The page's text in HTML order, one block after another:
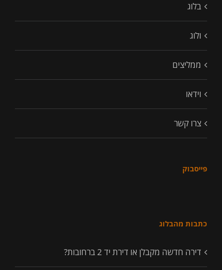
בלוג
ולוג
ממליצים
וידאו
צרו קשר
פייסבוק
כתבות מהבלוג
דירה חדשה מקבלן או דירת יד 2 ברחובות?